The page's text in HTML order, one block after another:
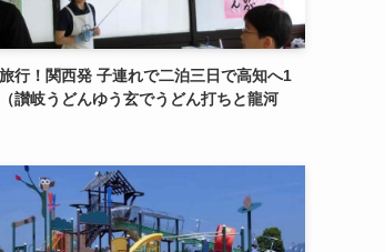
行！関西発 子連れで二泊三日で高知へ1
讃岐うどんゆう玄でうどん打ちと龍河